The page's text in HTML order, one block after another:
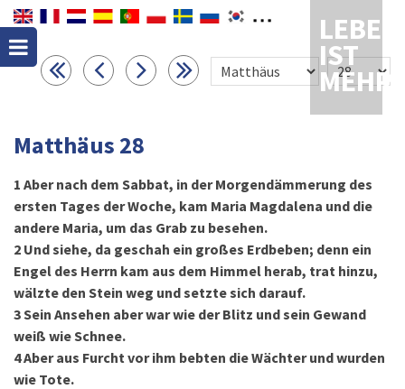
LEBEN
IST
MEHR
Matthäus 28
1 Aber nach dem Sabbat, in der Morgendämmerung des
ersten Tages der Woche, kam Maria Magdalena und die
andere Maria, um das Grab zu besehen.
2 Und siehe, da geschah ein großes Erdbeben; denn ein
Engel des Herrn kam aus dem Himmel herab, trat hinzu,
wälzte den Stein weg und setzte sich darauf.
3Sein Ansehen aber war wie der Blitz und sein Gewand
weiß wie Schnee.
4Aber aus Furcht vor ihm bebten die Wächter und wurden
wie Tote.